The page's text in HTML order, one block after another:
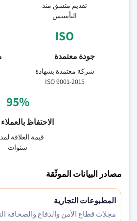
تقديم متسق منذ
التأسيس
ISO
جودة معتمدة
شركة معتمدة بشهادة
ISO 9001-2015
95%
الاحتفاظ بالعملاء
سنوات
مصادر البيانات الموثّقة
المطبوعات التجارية
مجلات قطاع الأمن والدفاع والصحافة